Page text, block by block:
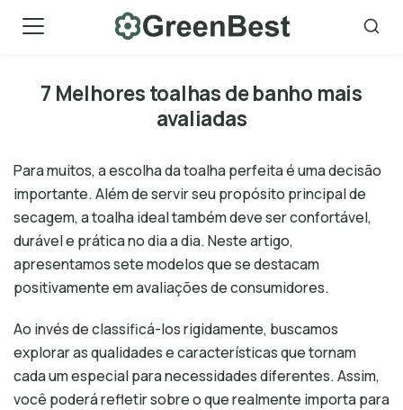
7 Melhores toalhas de banho mais
avaliadas
Para muitos, a escolha da toalha perfeita é uma decisão
importante. Além de servir seu propósito principal de
secagem, a toalha ideal também deve ser confortável,
durável e prática no dia a dia. Neste artigo,
apresentamos sete modelos que se destacam
positivamente em avaliações de consumidores.
Ao invés de classificá-los rigidamente, buscamos
explorar as qualidades e características que tornam
cada um especial para necessidades diferentes. Assim,
você poderá refletir sobre o que realmente importa para